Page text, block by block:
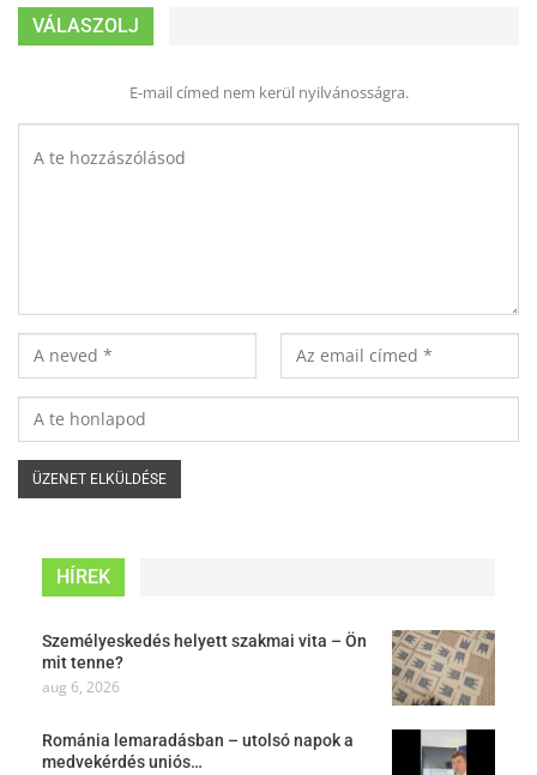
VÁLASZOLJ
E-mail címed nem kerül nyilvánosságra.
HÍREK
Személyeskedés helyett szakmai vita – Ön
mit tenne?
aug 6, 2026
Románia lemaradásban – utolsó napok a
medvekérdés uniós…